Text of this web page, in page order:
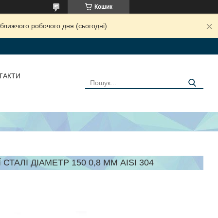
Кошик
робочого дня (сьогодні).
ДІАМЕТР 150 0,8 ММ AISI 304